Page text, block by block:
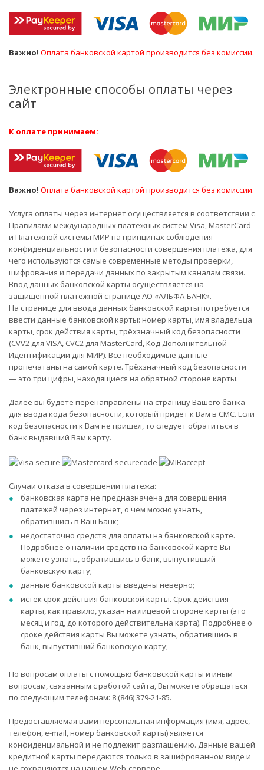
Важно! Оплата банковской картой производится без комиссии.
Электронные способы оплаты через
сайт
К оплате принимаем:
Важно! Оплата банковской картой производится без комиссии.
Услуга оплаты через интернет осуществляется в соответствии с
Правилами международных платежных систем Visa, MasterCard
и Платежной системы МИР на принципах соблюдения
конфиденциальности и безопасности совершения платежа, для
чего используются самые современные методы проверки,
шифрования и передачи данных по закрытым каналам связи.
Ввод данных банковской карты осуществляется на
защищенной платежной странице АО «АЛЬФА-БАНК».
На странице для ввода данных банковской карты потребуется
ввести данные банковской карты: номер карты, имя владельца
карты, срок действия карты, трёхзначный код безопасности
(CVV2 для VISA, CVC2 для MasterCard, Код Дополнительной
Идентификации для МИР). Все необходимые данные
пропечатаны на самой карте. Трёхзначный код безопасности
— это три цифры, находящиеся на обратной стороне карты.
Далее вы будете перенаправлены на страницу Вашего банка
для ввода кода безопасности, который придет к Вам в СМС. Если
код безопасности к Вам не пришел, то следует обратиться в
банк выдавший Вам карту.
Случаи отказа в совершении платежа:
банковская карта не предназначена для совершения
платежей через интернет, о чем можно узнать,
обратившись в Ваш Банк;
недостаточно средств для оплаты на банковской карте.
Подробнее о наличии средств на банковской карте Вы
можете узнать, обратившись в банк, выпустивший
банковскую карту;
данные банковской карты введены неверно;
истек срок действия банковской карты. Срок действия
карты, как правило, указан на лицевой стороне карты (это
месяц и год, до которого действительна карта). Подробнее о
сроке действия карты Вы можете узнать, обратившись в
банк, выпустивший банковскую карту;
По вопросам оплаты с помощью банковской карты и иным
вопросам, связанным с работой сайта, Вы можете обращаться
по следующим телефонам: 8 (846) 379-21-85.
Предоставляемая вами персональная информация (имя, адрес,
телефон, e-mail, номер банковской карты) является
конфиденциальной и не подлежит разглашению. Данные вашей
кредитной карты передаются только в зашифрованном виде и